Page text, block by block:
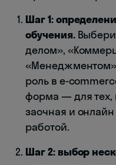
Шаг 1:
обучения.
делом»,
роль в e-
форма — для тех,
заочная и
работой.
Шаг 2: выбор